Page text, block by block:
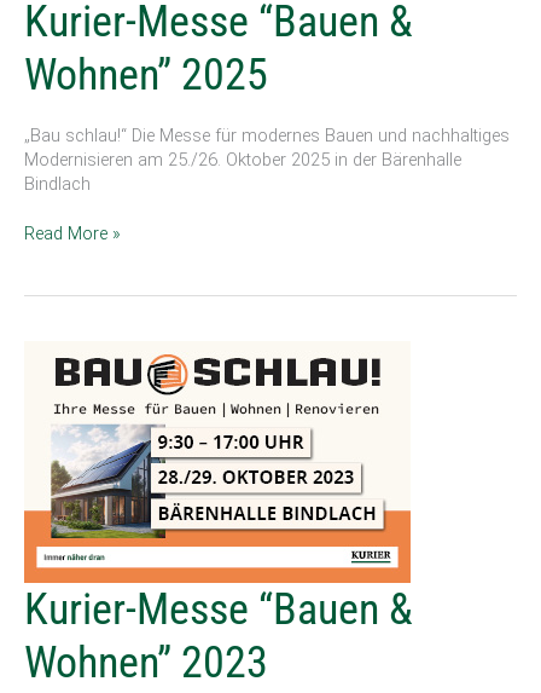
Kurier-Messe “Bauen &
Wohnen” 2025
„Bau schlau!“ Die Messe für modernes Bauen und nachhaltiges
Modernisieren am 25./26. Oktober 2025 in der Bärenhalle
Bindlach
Kurier-
Messe
“Bauen
&
2025
Read More »
Kurier-Messe “Bauen &
Wohnen” 2023
Kurier-
Messe
“Bauen
&